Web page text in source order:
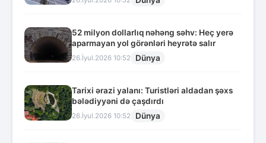
52 milyon dollarlıq nəhəng səhv: Heç yerə
aparmayan yol görənləri heyrətə salır
26.İyul.2026 10:52 Dünya
Tarixi ərazi yalanı: Turistləri aldadan şəxs
bələdiyyəni də çaşdırdı
26.İyul.2026 10:52 Dünya